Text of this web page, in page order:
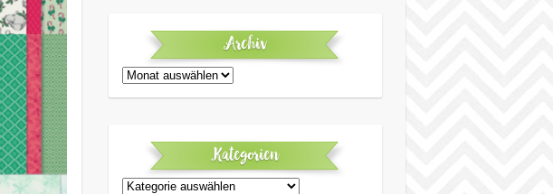
Archiv
Archiv
Kategorien
Kategorien